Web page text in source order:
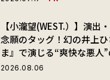
【小瀧望(WEST.）】演出
念願のタッグ！幻の井上
ま』で演じる“爽快な悪人
2026.08.06